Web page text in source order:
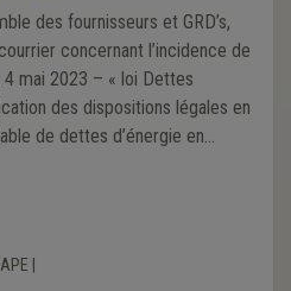
des fournisseurs et GRD’s,
concernant l’incidence de
4 mai 2023 – « loi Dettes
des dispositions légales en
de dettes d’énergie en